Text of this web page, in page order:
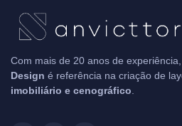
Com mais de 20 anos de
Design é referência na criação de
imobiliário e cenográfico